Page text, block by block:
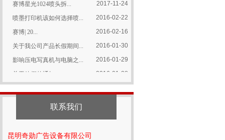
喷墨打印机该如何选择喷... 2016-02-22
赛博| 20... 2016-02-16
关于我公司产品长假期间... 2016-01-30
影响压电写真机与电脑之... 2016-01-29
关于放假的通知 2016-01-28
2022-03-01
写真机特殊故障的解决方...
赛博星光1024喷头拆...
联系我们
昆明奇勋广告设备有限公司